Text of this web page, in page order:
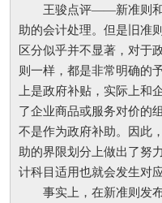
王骏点评——新准则和
助的会计处理。但是旧准
区分似乎并不显著，对于
则一样，都是非常明确的
上是政府补贴，实际上和
了企业商品或服务对价的
不是作为政府补助。因此
助的界限划分上做出了努
计科目适用也就会发生对
事实上，在新准则发布